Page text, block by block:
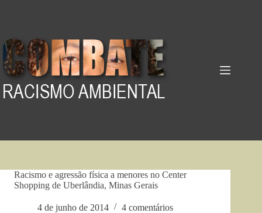
Racismo e agressão física a menores no Center
Shopping de Uberlândia, Minas Gerais
4 de junho de 2014 4 comentários